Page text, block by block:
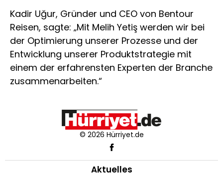
Kadir Uğur, Gründer und CEO von Bentour
Reisen, sagte: „Mit Melih Yetiş werden wir bei
der Optimierung unserer Prozesse und der
Entwicklung unserer Produktstrategie mit
einem der erfahrensten Experten der Branche
zusammenarbeiten.“
© 2026 Hürriyet.de
Aktuelles